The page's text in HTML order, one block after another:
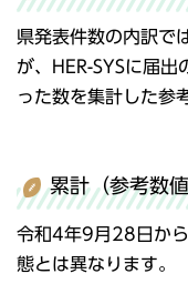
県発表件数の内訳で
が、HER-SYSに届
った数を集計した参
累計（参考数
令和4年9月28日か
態とは異なります。